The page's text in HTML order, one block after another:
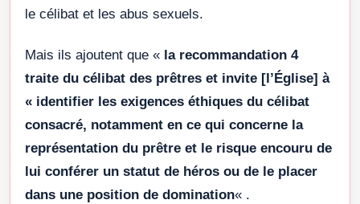
le célibat et les abus sexuels.
Mais ils ajoutent que « la recommandation 4
traite du célibat des prêtres et invite [l’Église] à
« identifier les exigences éthiques du célibat
consacré, notamment en ce qui concerne la
représentation du prêtre et le risque encouru de
lui conférer un statut de héros ou de le placer
dans une position de domination« .